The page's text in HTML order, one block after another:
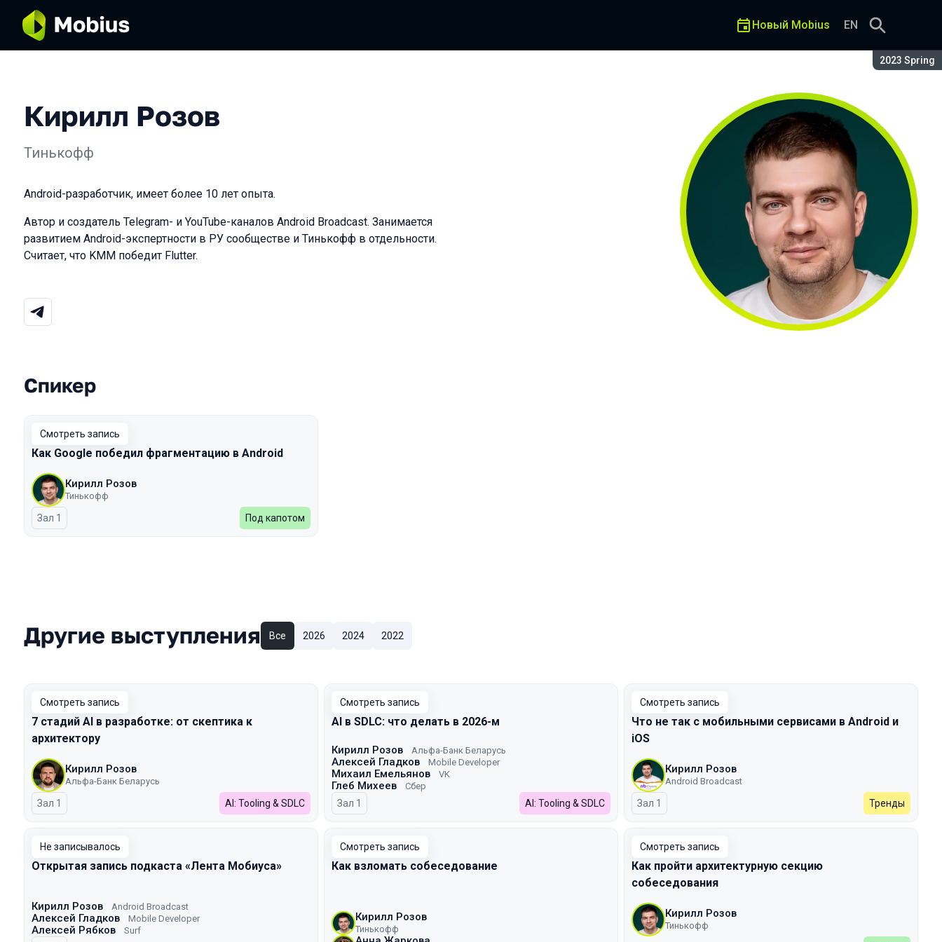
Сезон:
2023 Spring
Новый Mobius EN
Кирилл Розов
Тинькофф
Android-разработчик, имеет более 10 лет опыта.
Автор и создатель Telegram- и YouTube-каналов Android Broadcast. Занимается
развитием Android-экспертности в РУ сообществе и Тинькофф в отдельности.
Считает, что KMM победит Flutter.
Выступления в сезоне 2023 Spring
Спикер
Смотреть запись
Как Google победил фрагментацию в Android
Кирилл Розов
Тинькофф
Зал 1 Под капотом
Другие выступления Все 2026 2024 2022
Смотреть запись
7 стадий AI в разработке: от скептика к
архитектору
Кирилл Розов
Альфа-Банк Беларусь
Зал 1 AI: Tooling & SDLC
Смотреть запись
AI в SDLC: что делать в 2026-м
Кирилл Розов Альфа-Банк Беларусь
Алексей Гладков Mobile Developer
Михаил Емельянов VK
Глеб Михеев Сбер
Зал 1 AI: Tooling & SDLC
Смотреть запись
Что не так с мобильными сервисами в Android и
iOS
Кирилл Розов
Android Broadcast
Зал 1 Тренды
Не записывалось
Открытая запись подкаста «Лента Мобиуса»
Кирилл Розов Android Broadcast
Алексей Гладков Mobile Developer
Алексей Рябков Surf
Смотреть запись
Как взломать собеседование
Кирилл Розов
Тинькофф
Смотреть запись
Как пройти архитектурную секцию
собеседования
Кирилл Розов
Тинькофф